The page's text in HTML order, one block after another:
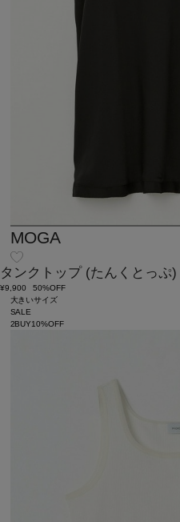
MOGA
タンクトップ (たんくとっぷ)
¥9,900
50%OFF
大きいサイズ
SALE
2BUY10%OFF